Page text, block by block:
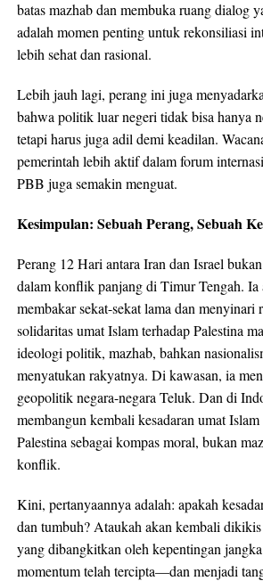
batas mazhab dan membuka ruang dialog
adalah momen penting untuk rekonsiliasi
lebih sehat dan rasional.
Lebih jauh lagi, perang ini juga
bahwa politik luar negeri tidak bisa hanya
tetapi harus juga adil demi keadilan.
pemerintah lebih aktif dalam forum
PBB juga semakin menguat.
Kesimpulan: Sebuah Perang, Sebuah
Perang 12 Hari antara Iran dan Israel
dalam konflik panjang di Timur Tengah.
membakar sekat-sekat lama dan menyinari
solidaritas umat Islam terhadap Palestina
ideologi politik, mazhab, bahkan
menyatukan rakyatnya. Di kawasan, ia
geopolitik negara-negara Teluk. Dan di
membangun kembali kesadaran umat
Palestina sebagai kompas moral, bukan
konflik.
Kini, pertanyaannya adalah: apakah
dan tumbuh? Ataukah akan kembali
yang dibangkitkan oleh kepentingan
momentum telah tercipta—dan menjadi